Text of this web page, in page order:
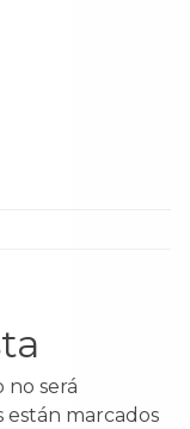
será
están marcados